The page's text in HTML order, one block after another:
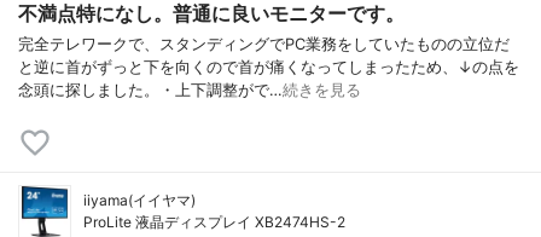
不満点特になし。普通に良いモニターです。
完全テレワークで、スタンディングでPC業務をしていたものの立位だ
と逆に首がずっと下を向くので首が痛くなってしまったため、↓の点を
念頭に探しました。・上下調整がで…続きを見る
iiyama(イイヤマ)
ProLite 液晶ディスプレイ XB2474HS-2